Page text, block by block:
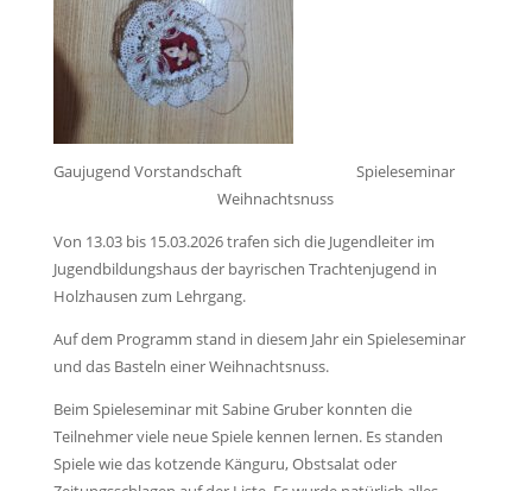
Gaujugend Vorstandschaft Spieleseminar
Weihnachtsnuss
Von 13.03 bis 15.03.2026 trafen sich die Jugendleiter im
Jugendbildungshaus der bayrischen Trachtenjugend in
Holzhausen zum Lehrgang.
Auf dem Programm stand in diesem Jahr ein Spieleseminar
und das Basteln einer Weihnachtsnuss.
Beim Spieleseminar mit Sabine Gruber konnten die
Teilnehmer viele neue Spiele kennen lernen. Es standen
Spiele wie das kotzende Känguru, Obstsalat oder